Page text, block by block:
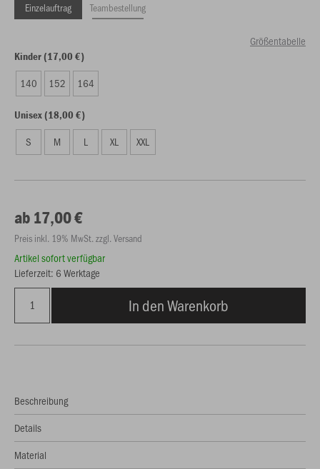
Einzelauftrag Teambestellung
Größentabelle
Kinder (17,00 €)
140 152 164
Unisex (18,00 €)
S M L XL XXL
ab 17,00 €
Preis inkl. 19% MwSt. zzgl. Versand
Artikel sofort verfügbar
Lieferzeit: 6 Werktage
In den Warenkorb
Beschreibung
Details
Material